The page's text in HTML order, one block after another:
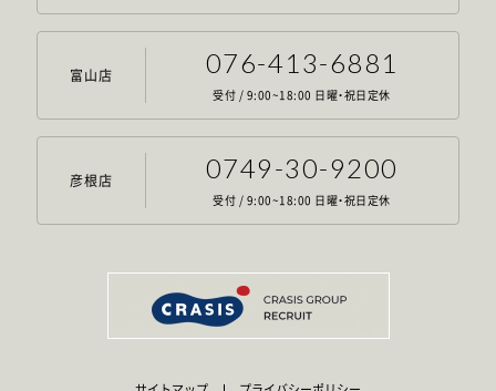
富山店 076-413-6881
受付 / 9:00~18:00 日曜・祝日定休
彦根店 0749-30-9200
受付 / 9:00~18:00 日曜・祝日定休